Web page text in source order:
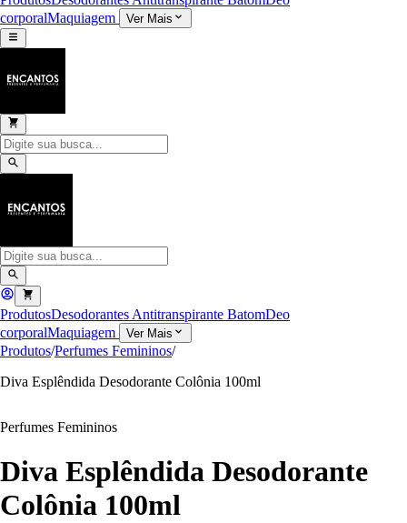
corporalMaquiagem Ver Mais
ProdutosDesodorantes Antitranspirante BatomDeo
corporalMaquiagem Ver Mais
Produtos/Perfumes Femininos/
Diva Esplêndida Desodorante Colônia 100ml
Perfumes Femininos
Diva Esplêndida Desodorante
Colônia 100ml